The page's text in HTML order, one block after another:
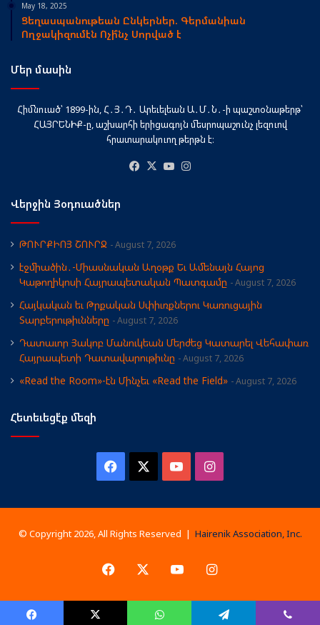
May 18, 2025
Ցեղասպանութեան Ընկերներ. Գերմանիան
Ողջակիզումէն Ոչի՞նչ Սորված է
Մեր մասին
Հիմնուած՝ 1899-ին, Հ․Յ․Դ․ Արեւելեան Ա․Մ․Ն․-ի պաշտօնաթերթ՝
ՀԱՅՐԵՆԻՔ-ը, աշխարհի երիցագոյն մեսրոպաշունչ լեզուով
հրատարակուող թերթն է։
Facebook
X YouTube
Վերջին Յօդուածներ
ԹՈՒՐՔԻՈՅ ՇՈՒՐՋ August 7, 2026
էջմիածին․-Միասնական Աղօթք Եւ Ամենայն Հայոց
Կաթողիկոսի Հայրապետական Պատգամը
August 7, 2026
Հայկական եւ Թրքական Սփիւռքներու Կառուցային
Տարբերութիւնները
August 7, 2026
Դատաւոր Յակոբ Մանուկեան Մերժեց Կատարել Վեհափառ
Հայրապետի Դատավարութիւնը
August 7, 2026
«Read the Room»-էն Մինչեւ «Read the Field» August 7, 2026
Հետեւեցէ՛ք մեզի
Facebook YouTubeInstagram
© Copyright 2026, All Rights Reserved | Hairenik Association, Inc.
Facebook YouTubeInstagram